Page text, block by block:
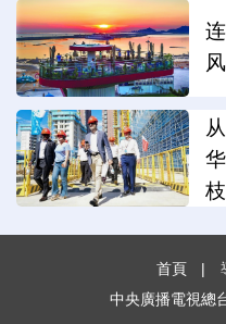
枝
首頁 |
中央廣播電視總